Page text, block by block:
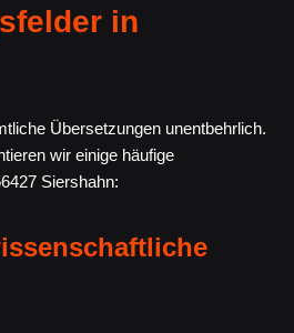
in
Übersetzungen unentbehrlich.
wir einige häufige
Siershahn: